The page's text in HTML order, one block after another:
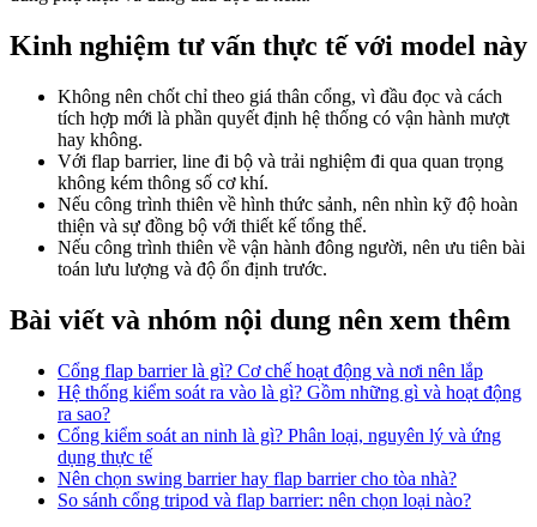
Kinh nghiệm tư vấn thực tế với model này
Không nên chốt chỉ theo giá thân cổng, vì đầu đọc và cách
tích hợp mới là phần quyết định hệ thống có vận hành mượt
hay không.
Với flap barrier, line đi bộ và trải nghiệm đi qua quan trọng
không kém thông số cơ khí.
Nếu công trình thiên về hình thức sảnh, nên nhìn kỹ độ hoàn
thiện và sự đồng bộ với thiết kế tổng thể.
Nếu công trình thiên về vận hành đông người, nên ưu tiên bài
toán lưu lượng và độ ổn định trước.
Bài viết và nhóm nội dung nên xem thêm
Cổng flap barrier là gì? Cơ chế hoạt động và nơi nên lắp
Hệ thống kiểm soát ra vào là gì? Gồm những gì và hoạt động
ra sao?
Cổng kiểm soát an ninh là gì? Phân loại, nguyên lý và ứng
dụng thực tế
Nên chọn swing barrier hay flap barrier cho tòa nhà?
So sánh cổng tripod và flap barrier: nên chọn loại nào?